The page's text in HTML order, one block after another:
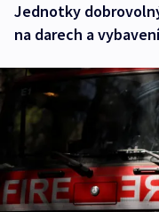
Jednotky
na darech a